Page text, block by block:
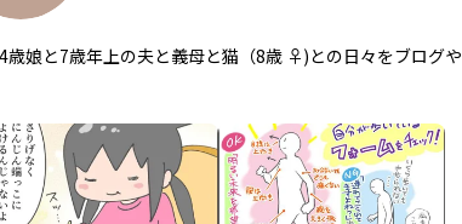
娘と7歳年上の夫と義母と猫（8歳 ♀)との日々をブログや